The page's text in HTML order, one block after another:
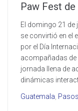
Paw Fest
El domingo 21 de
se convirtió en el
por el Día
acompañadas
jornada llena de
dinámicas
Guatemala,